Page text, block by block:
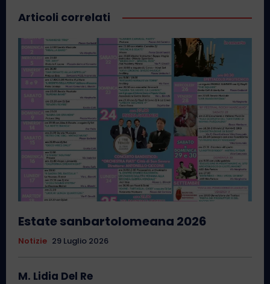
Articoli correlati
Estate sanbartolomeana 2026
Notizie 29 Luglio 2026
M. Lidia Del Re